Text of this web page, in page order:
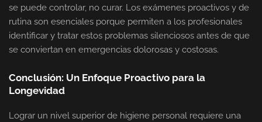
se puede controlar, no curar. Los exámenes proactivos y de
rutina son esenciales porque permiten a los profesionales
identificar y tratar estos problemas silenciosos antes de que
se conviertan en emergencias dolorosas y costosas.
Conclusión: Un Enfoque Proactivo para la
Longevidad
Lograr un nivel superior de higiene personal requiere una